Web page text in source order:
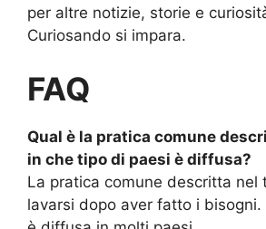
per altre notizie, storie e
Curiosando si impara.
FAQ
Qual è la pratica comune
in che tipo di paesi è diffusa?
La pratica comune descritta nel
lavarsi dopo aver fatto i bisogni.